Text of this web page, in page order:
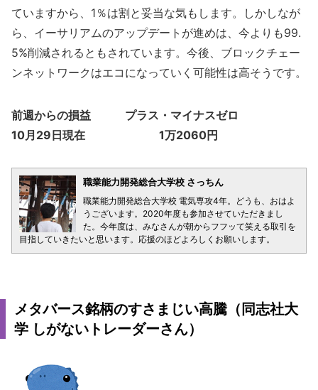
ていますから、1％は割と妥当な気もします。しかしなが
ら、イーサリアムのアップデートが進めは、今よりも99.
5%削減されるともされています。今後、ブロックチェー
ンネットワークはエコになっていく可能性は高そうです。
前週からの損益 プラス・マイナスゼロ
10月29日現在 1万2060円
職業能力開発総合大学校 さっちん
職業能力開発総合大学校 電気専攻4年。どうも、おはよ
うございます。2020年度も参加させていただきまし
た。今年度は、みなさんが朝からフフッて笑える取引を
目指していきたいと思います。応援のほどよろしくお願いします。
メタバース銘柄のすさまじい高騰（同志社大
学 しがないトレーダーさん）